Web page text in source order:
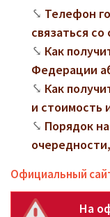
Телефон
связаться
Как
Федерации
Как
и стоимость
Порядок
Официальный
На